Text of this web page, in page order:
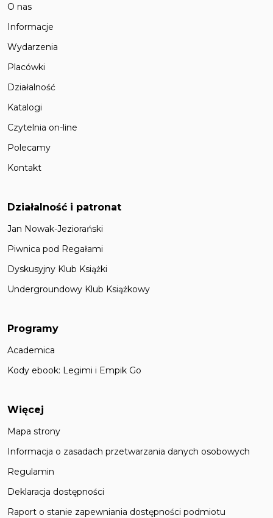
O nas
Informacje
Wydarzenia
Placówki
Działalność
Katalogi
Czytelnia on-line
Polecamy
Kontakt
Działalność i patronat
Jan Nowak-Jeziorański
Piwnica pod Regałami
Dyskusyjny Klub Książki
Undergroundowy Klub Książkowy
Programy
Academica
Kody ebook: Legimi i Empik Go
Więcej
Mapa strony
Informacja o zasadach przetwarzania danych osobowych
Regulamin
Deklaracja dostępności
Raport o stanie zapewniania dostępności podmiotu